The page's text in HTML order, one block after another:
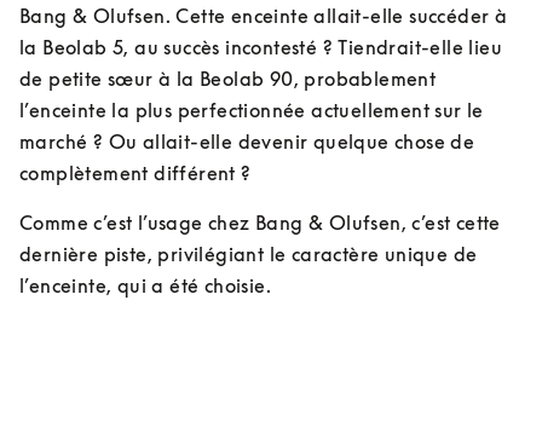
Bang & Olufsen. Cette enceinte allait-elle succéder à
la Beolab 5, au succès incontesté ? Tiendrait-elle lieu
de petite sœur à la Beolab 90, probablement
l’enceinte la plus perfectionnée actuellement sur le
marché ? Ou allait-elle devenir quelque chose de
complètement différent ?
Comme c’est l’usage chez Bang & Olufsen, c’est cette
dernière piste, privilégiant le caractère unique de
l’enceinte, qui a été choisie.